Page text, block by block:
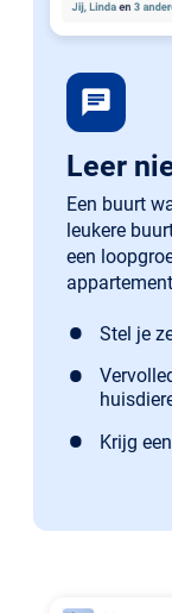
chat
Leer
Een buurt
leukere
een
Stel je
Krijg